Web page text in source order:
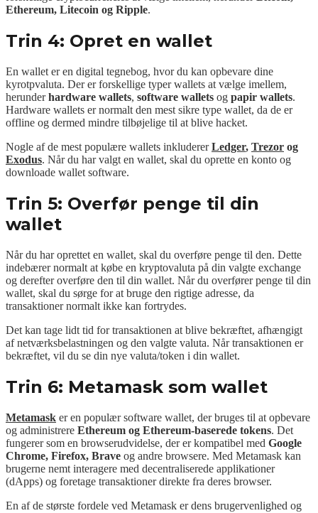
Ethereum, Litecoin og Ripple.
Trin 4: Opret en wallet
En wallet er en digital tegnebog, hvor du kan opbevare dine
kyrotpvaluta. Der er forskellige typer wallets at vælge imellem,
herunderhardware wallets, software wallets og papir wallets.
Hardware wallets er normalt den mest sikre type wallet, da de er
offline og dermed mindre tilbøjelige til at blive hacket.
Nogle af de mest populære wallets inkludererLedger, Trezor og
Exodus. Når du har valgt en wallet, skal du oprette en konto og
downloade wallet software.
Trin 5: Overfør penge til din
wallet
Når du har oprettet en wallet, skal du overføre penge til den. Dette
indebærer normalt at købe en kryptovaluta på din valgte exchange
og derefter overføre den til din wallet. Når du overfører penge til din
wallet, skal du sørge for at bruge den rigtige adresse, da
transaktioner normalt ikke kan fortrydes.
Det kan tage lidt tid for transaktionen at blive bekræftet, afhængigt
af netværksbelastningen og den valgte valuta. Når transaktionen er
bekræftet, vil du se din nye valuta/token i din wallet.
Trin 6: Metamask som wallet
Metamask er en populær software wallet, der bruges til at opbevare
og administrere Ethereum og Ethereum-baserede tokens. Det
fungerer som en browserudvidelse, der er kompatibel med Google
Chrome, Firefox, Brave og andre browsere. Med Metamask kan
brugerne nemt interagere med decentraliserede applikationer
(dApps) og foretage transaktioner direkte fra deres browser.
En af de største fordele ved Metamask er dens brugervenlighed og